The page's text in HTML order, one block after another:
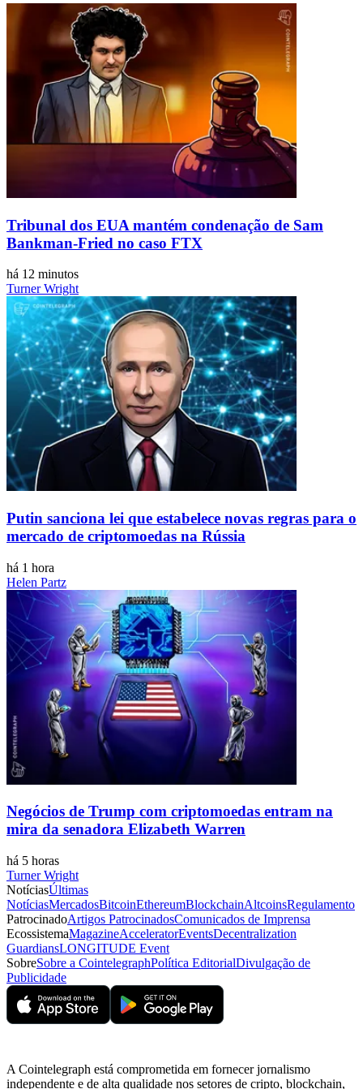
Tribunal dos EUA mantém condenação de Sam
Bankman-Fried no caso FTX
há 12 minutos
Turner Wright
Putin sanciona lei que estabelece novas regras para o
mercado de criptomoedas na Rússia
há 1 hora
Helen Partz
Negócios de Trump com criptomoedas entram na
mira da senadora Elizabeth Warren
há 5 horas
Turner Wright
NotíciasÚltimas
NotíciasMercadosBitcoinEthereumBlockchainAltcoinsRegulamento
PatrocinadoArtigos PatrocinadosComunicados de Imprensa
EcossistemaMagazineAcceleratorEventsDecentralization
GuardiansLONGITUDE Event
SobreSobre a CointelegraphPolítica EditorialDivulgação de
Publicidade
A Cointelegraph está comprometida em fornecer jornalismo
independente e de alta qualidade nos setores de cripto, blockchain,